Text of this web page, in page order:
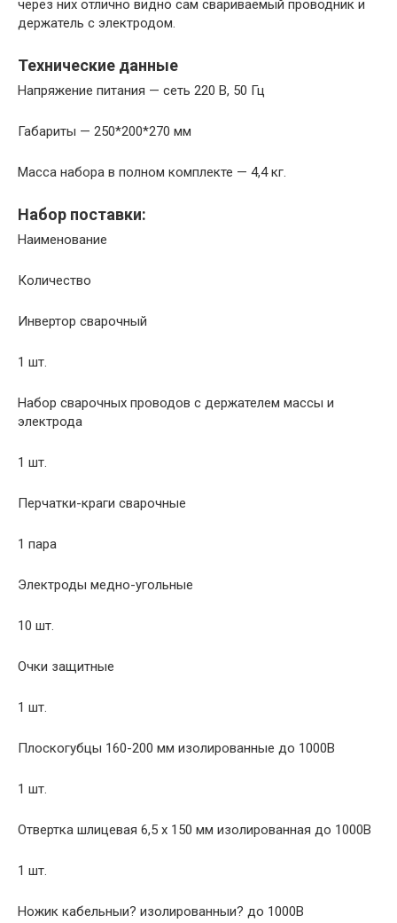
через них отлично видно сам свариваемый проводник и
держатель с электродом.
Технические данные
Напряжение питания — сеть 220 В, 50 Гц
Габариты — 250*200*270 мм
Масса набора в полном комплекте — 4,4 кг.
Набор поставки:
Наименование
Количество
Инвертор сварочный
1 шт.
Набор сварочных проводов с держателем массы и
электрода
1 шт.
Перчатки-краги сварочные
1 пара
Электроды медно-угольные
10 шт.
Очки защитные
1 шт.
Плоскогубцы 160-200 мм изолированные до 1000В
1 шт.
Отвертка шлицевая 6,5 x 150 мм изолированная до 1000В
1 шт.
Ножик кабельныи? изолированныи? до 1000В